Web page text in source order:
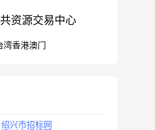
资源交易中心
湾香港澳门
绍兴市招标网